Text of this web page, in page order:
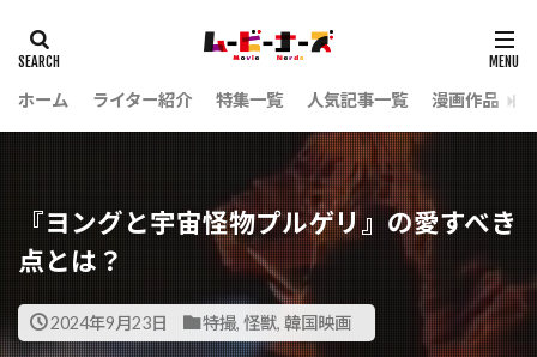
ホーム ライター紹介 特集一覧 人気記事一覧 漫画作品
『ヨングと宇宙怪物プルゲリ』の愛すべき
点とは？
2024年9月23日 特撮, 怪獣, 韓国映画